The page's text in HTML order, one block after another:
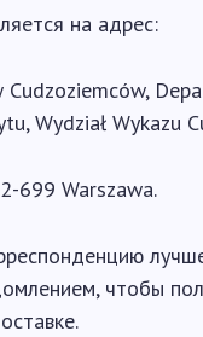
на адрес:
Cudzoziemców,
Wydział Wykazu
699 Warszawa.
чтобы